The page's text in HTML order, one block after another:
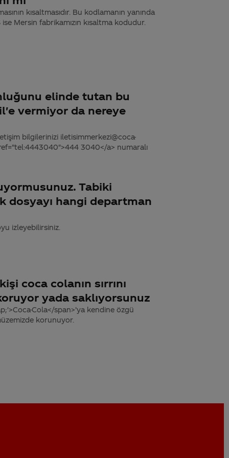
kısaltmasıdır. Bu kodlamanın yanında
Mersin fabrikamızın kısaltma kodudur.
elinde tutan bu
vermiyor da nereye
bilgilerinizi iletisimmerkezi@coca-
3040</a> numaralı
Tabiki
dosyayı hangi departman
izleyebilirsiniz.
coca colanın sırrını
yada saklıyorsunuz
Cola</span>’ya kendine özgü
korunuyor.